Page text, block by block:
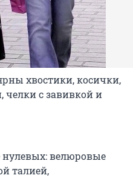
хвостики, косички,
челки с завивкой и
велюровые
талией,